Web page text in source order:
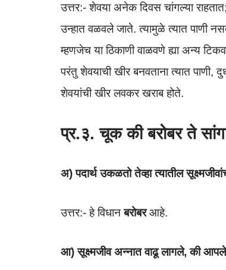
उत्तर:- शेवया अनेक दिवस चांगल्या
उन्हात वळवले जाते. त्यामुळे त्यात पाणी
म्हणजेच या ठिकाणी वाळवणे ह्या अन्य
परंतु शेवयाची खीर बनवताना त्यात पाणी,
शेवयांची खीर लवकर खराब होते.
प्र.३. चूक की बरोबर ते
अ) पदार्थ उकळतो तेव्हा त्यातील
उत्तर:- हे विधानबरोबरआहे.
आ) सूक्ष्मजीव अन्नात वाढू लागले, की आपले